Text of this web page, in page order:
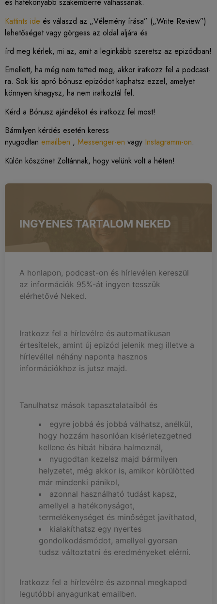
és hatékonyabb szakemberré válhassanak.
Kattints ide és válaszd az „Vélemény írása” („Write Review”)
lehetőséget vagy görgess az oldal aljára és
írd meg kérlek, mi az, amit a leginkább szeretsz az epizódban!
Emellett, ha még nem tetted meg, akkor iratkozz fel a podcast-
ra. Sok kis apró bónusz epizódot kaphatsz ezzel, amelyet
könnyen kihagysz, ha nem iratkoztál fel.
Kérd a Bónusz ajándékot és iratkozz fel most!
Bármilyen kérdés esetén keress
nyugodtan emailben , Messenger-en vagy Instagramm-on.
Külön köszönet Zoltánnak, hogy velünk volt a héten!
INGYENES TARTALOM NEKED
A honlapon, podcast-on és hírlevélen kereszül
az információk 95%-át ingyen tesszük
elérhetővé Neked.
Iratkozz fel a hírlevélre és automatikusan
értesítelek, amint új epizód jelenik meg illetve a
hírlevéllel néhány naponta hasznos
információkhoz is jutsz majd.
Tanulhatsz mások tapasztalataiból és
egyre jobbá és jobbá válhatsz, anélkül,
hogy hozzám hasonlóan kisérletezgetned
kellene és hibát hibára halmoznál,
nyugodtan kezelsz majd bármilyen
helyzetet, még akkor is, amikor körülötted
már mindenki pánikol,
azonnal használható tudást kapsz,
amellyel a hatékonyságot,
termelékenységet és minőséget javíthatod,
kialakíthatsz egy nyertes
gondolkodásmódot, amellyel gyorsan
tudsz változtatni és eredményeket elérni.
Iratkozz fel a hírlevélre és azonnal megkapod
legutóbbi anyagunkat emailben.